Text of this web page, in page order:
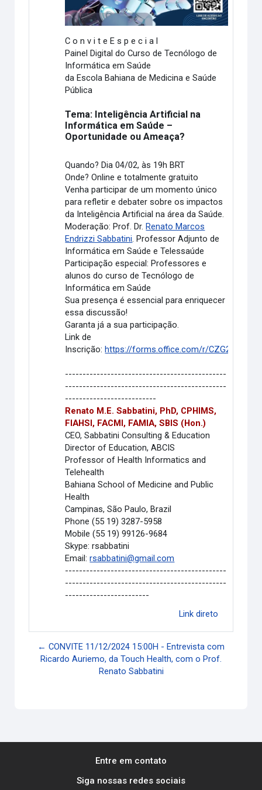
C o n v i t e E s p e c i a l
Painel Digital do Curso de Tecnólogo de
Informática em Saúde
da Escola Bahiana de Medicina e Saúde
Pública
Tema: Inteligência Artificial na
Informática em Saúde –
Oportunidade ou Ameaça?
Quando? Dia 04/02, às 19h BRT
Onde? Online e totalmente gratuito
Venha participar de um momento único
para refletir e debater sobre os impactos
da Inteligência Artificial na área da Saúde.
Moderação: Prof. Dr. Renato Marcos
Endrizzi Sabbatini. Professor Adjunto de
Informática em Saúde e Telessaúde
Participação especial: Professores e
alunos do curso de Tecnólogo de
Informática em Saúde
Sua presença é essencial para enriquecer
essa discussão!
Garanta já a sua participação.
Link de
Inscrição: https://forms.office.com/r/CZG2qiG9rP
----------------------------------------------
----------------------------------------------
--------------------------
Renato M.E. Sabbatini, PhD, CPHIMS,
FIAHSI, FACMI, FAMIA, SBIS (Hon.)
CEO, Sabbatini Consulting & Education
Director of Education, ABCIS
Professor of Health Informatics and
Telehealth
Bahiana School of Medicine and Public
Health
Campinas, São Paulo, Brazil
Phone (55 19) 3287-5958
Mobile (55 19) 99126-9684
Skype: rsabbatini
Email:rsabbatini@gmail.com
----------------------------------------------
----------------------------------------------
------------------------
Link direto
← CONVITE 11/12/2024 15:00H - Entrevista com
Ricardo Auriemo, da Touch Health, com o Prof.
Renato Sabbatini
Entre em contato
Siga nossas redes sociais